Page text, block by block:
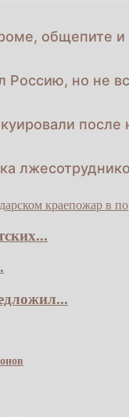
общепите
Россию, но не
краепожар в